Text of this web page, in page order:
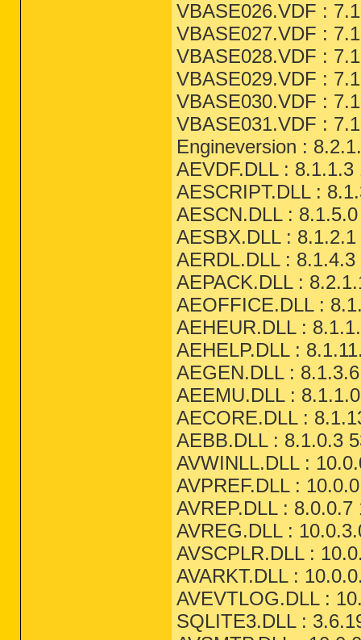
VBASE026.VDF :
VBASE027.VDF :
VBASE028.VDF :
VBASE029.VDF :
VBASE030.VDF :
VBASE031.VDF :
Engineversion :
AEVDF.DLL :
AESCRIPT.DLL :
AESCN.DLL :
AESBX.DLL :
AERDL.DLL :
AEPACK.DLL :
AEOFFICE.DLL :
AEHEUR.DLL :
AEHELP.DLL :
AEGEN.DLL :
AEEMU.DLL :
AECORE.DLL :
AEBB.DLL : 8.1.0.3
AVWINLL.DLL :
AVPREF.DLL :
AVREP.DLL :
AVREG.DLL :
AVSCPLR.DLL :
AVARKT.DLL :
AVEVTLOG.DLL :
SQLITE3.DLL :